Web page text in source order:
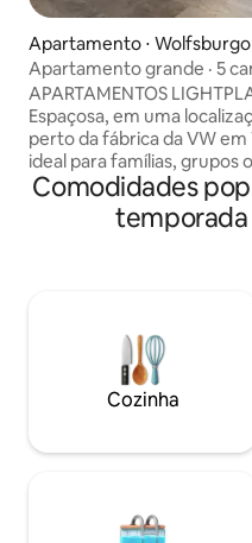
Apartamento ⋅ Wolfsburgo
Apartamento grande · 5
· 2 banheiros · Vaga de
APARTAMENTOS
Espaçosa, em uma
perto da fábrica da VW
ideal para famílias, grupos
de negócios. Uma
muito espaço e conforto
garantem uma estadia
grande • Cozinha, máquina
louça e cafeteira
• 2 banheiros, chuveiro,
Máquina de lavar roupas •
estacionamento na casa
Comodidades
temporada
Cozinha